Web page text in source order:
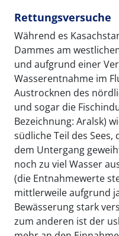
Rettungsversuche
Während es
Dammes am
und aufgrund einer
Wasserentnahme im
Austrocknen des
und sogar die
Bezeichnung: Aralsk)
südliche Teil des
dem Untergang
noch zu viel Wasser
(die Entnahmewerte
mittlerweile aufgrund
Bewässerung stark
zum anderen ist der